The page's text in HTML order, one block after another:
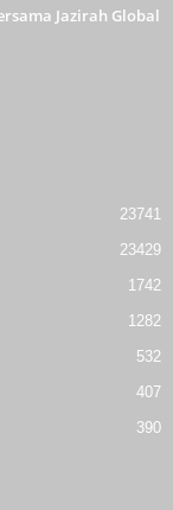
Jazirah Global
23741
23429
1742
1282
532
407
390